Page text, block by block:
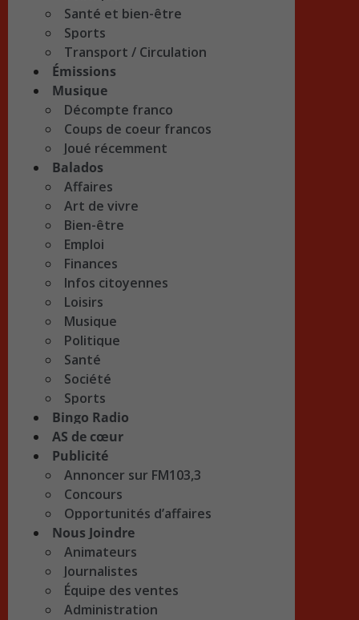
Santé et bien-être
Sports
Transport / Circulation
Émissions
Musique
Décompte franco
Coups de coeur francos
Joué récemment
Balados
Affaires
Art de vivre
Bien-être
Emploi
Finances
Infos citoyennes
Loisirs
Musique
Politique
Santé
Société
Sports
Bingo Radio
AS de cœur
Publicité
Annoncer sur FM103,3
Concours
Opportunités d’affaires
Nous Joindre
Animateurs
Journalistes
Équipe des ventes
Administration